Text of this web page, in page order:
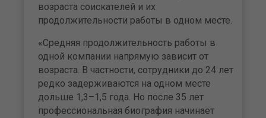
возраста соискателей и их
продолжительности работы в одном месте.
«Средняя продолжительность работы в
одной компании напрямую зависит от
возраста. В частности, сотрудники до 24 лет
редко задерживаются на одном месте
дольше 1,3–1,5 года. Но после 35 лет
профессиональная биография начинает